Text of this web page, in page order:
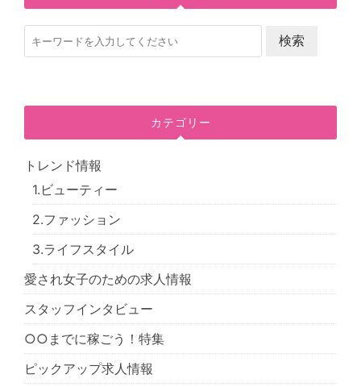
カテゴリー
トレンド情報
1.ビューティー
2.ファッション
3.ライフスタイル
愛され女子のための求人情報
スタッフインタビュー
○○までに稼ごう！特集
ピックアップ求人情報